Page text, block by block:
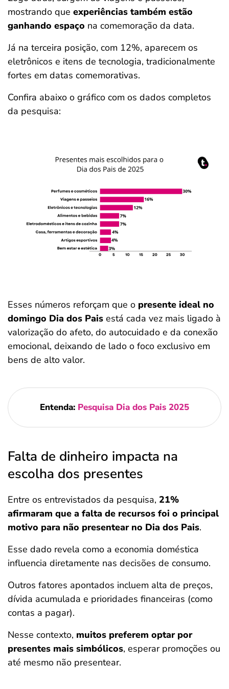
mostrando que experiências também estão
ganhando espaço na comemoração da data.
Já na terceira posição, com 12%, aparecem os
eletrônicos e itens de tecnologia, tradicionalmente
fortes em datas comemorativas.
Confira abaixo o gráfico com os dados completos
da pesquisa:
Esses números reforçam que o presente ideal no
domingo Dia dos Pais está cada vez mais ligado à
valorização do afeto, do autocuidado e da conexão
emocional, deixando de lado o foco exclusivo em
bens de alto valor.
Entenda: Pesquisa Dia dos Pais 2025
Falta de dinheiro impacta na
escolha dos presentes
Entre os entrevistados da pesquisa, 21%
afirmaram que a falta de recursos foi o principal
motivo para não presentear no Dia dos Pais.
Esse dado revela como a economia doméstica
influencia diretamente nas decisões de consumo.
Outros fatores apontados incluem alta de preços,
dívida acumulada e prioridades financeiras (como
contas a pagar).
Nesse contexto, muitos preferem optar por
presentes mais simbólicos, esperar promoções ou
até mesmo não presentear.